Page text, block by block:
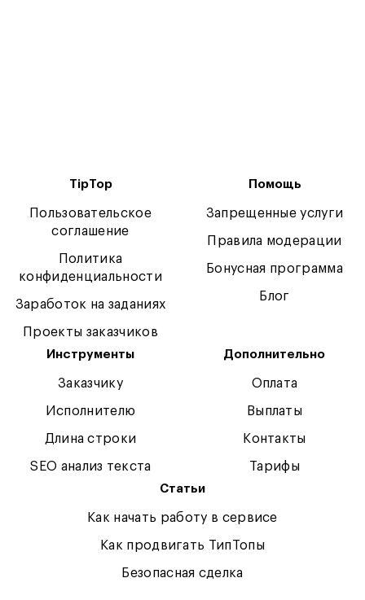
TipTop
Пользовательское
соглашение
Политика
конфиденциальности
Заработок на заданиях
Проекты заказчиков
Помощь
Запрещенные услуги
Правила модерации
Бонусная программа
Блог
Инструменты
Заказчику
Исполнителю
Длина строки
SEO анализ текста
Дополнительно
Оплата
Выплаты
Контакты
Тарифы
Статьи
Как начать работу в сервисе
Как продвигать ТипТопы
Безопасная сделка